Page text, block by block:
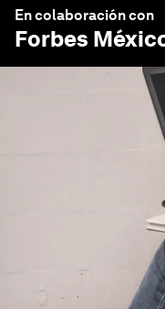
En colaboración con
Forbes